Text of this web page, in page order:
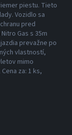
piestu. Tieto
Vozidlo sa
pred
Gas s 35m
prevažne po
vlastností,
mimo
za: 1 ks,